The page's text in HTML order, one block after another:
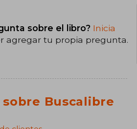
sobre el libro? Inicia
agregar tu propia pregunta.
Buscalibre